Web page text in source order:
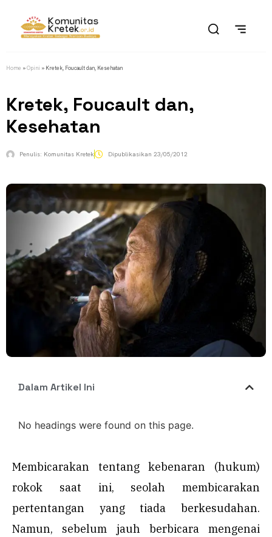
Home »Opini » Kretek, Foucault dan, Kesehatan
Kretek, Foucault dan,
Kesehatan
Penulis: Komunitas Kretek Dipublikasikan 23/05/2012
Dalam Artikel Ini
No headings were found on this page.
Membicarakan tentang kebenaran (hukum)
rokok saat ini, seolah membicarakan
pertentangan yang tiada berkesudahan.
Namun, sebelum jauh berbicara mengenai